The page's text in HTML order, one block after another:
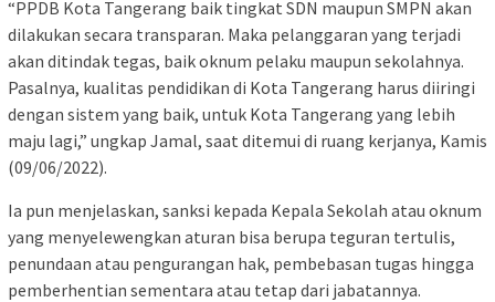
“PPDB Kota Tangerang baik tingkat SDN maupun SMPN akan
dilakukan secara transparan. Maka pelanggaran yang terjadi
akan ditindak tegas, baik oknum pelaku maupun sekolahnya.
Pasalnya, kualitas pendidikan di Kota Tangerang harus diiringi
dengan sistem yang baik, untuk Kota Tangerang yang lebih
maju lagi,” ungkap Jamal, saat ditemui di ruang kerjanya, Kamis
(09/06/2022).
Ia pun menjelaskan, sanksi kepada Kepala Sekolah atau oknum
yang menyelewengkan aturan bisa berupa teguran tertulis,
penundaan atau pengurangan hak, pembebasan tugas hingga
pemberhentian sementara atau tetap dari jabatannya.